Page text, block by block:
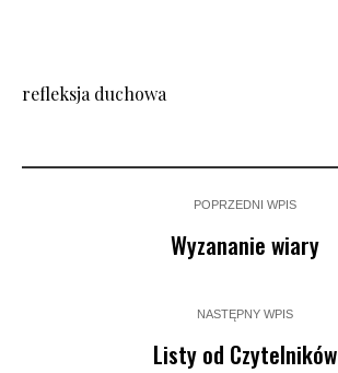
refleksja duchowa
POPRZEDNI WPIS
Wyzananie wiary
NASTĘPNY WPIS
Listy od Czytelników